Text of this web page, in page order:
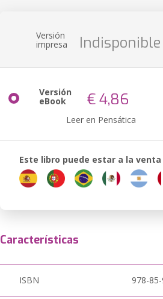
Versión
impresa Indisponible
Versión
eBook € 4,86
Leer en Pensática
Este libro puede estar a la venta
Características
ISBN 978-